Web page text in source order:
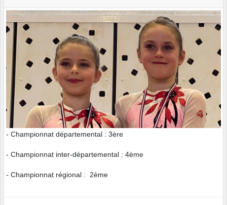
- Championnat départemental : 3ère
- Championnat inter-départemental : 4ème
- Championnat régional : 2ème